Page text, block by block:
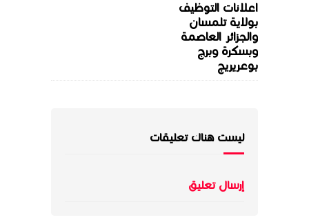
اعلانات التوظيف
بولاية تلمسان
والجزائر العاصمة
وبسكرة وبرج
بوعريريج
ليست هناك تعليقات
إرسال تعليق